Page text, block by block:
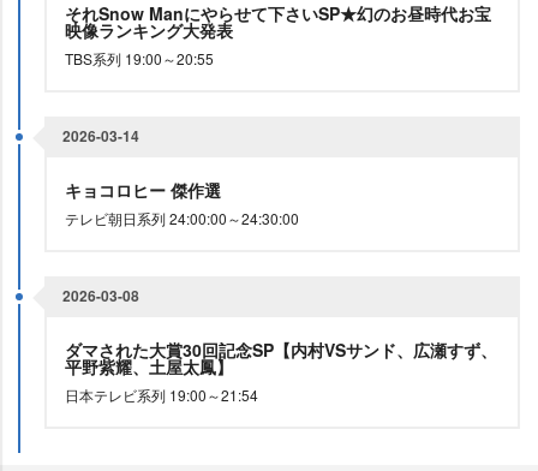
それSnow Manにやらせて下さいSP★幻のお昼時代お宝
映像ランキング大発表
TBS系列 19:00～20:55
2026-03-14
キョコロヒー 傑作選
テレビ朝日系列 24:00:00～24:30:00
2026-03-08
ダマされた大賞30回記念SP【内村VSサンド、広瀬すず、
平野紫耀、土屋太鳳】
日本テレビ系列 19:00～21:54